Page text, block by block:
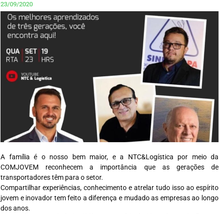
23/09/2020
A família é o nosso bem maior, e a NTC&Logística por meio da
COMJOVEM reconhecem a importância que as gerações de
transportadores têm para o setor.
Compartilhar experiências, conhecimento e atrelar tudo isso ao espírito
jovem e inovador tem feito a diferença e mudado as empresas ao longo
dos anos.